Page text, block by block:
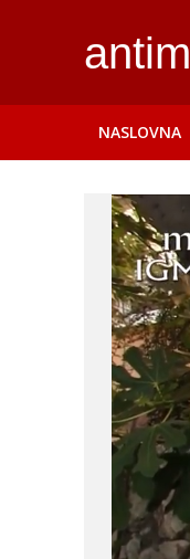
NASLOVNA